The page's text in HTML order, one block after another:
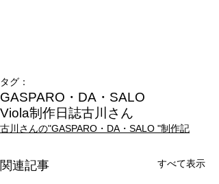
タグ：
GASPARO・DA・SALO
Viola制作日誌古川さん
古川さんの"GASPARO・DA・SALO "制作記
関連記事 すべて表示